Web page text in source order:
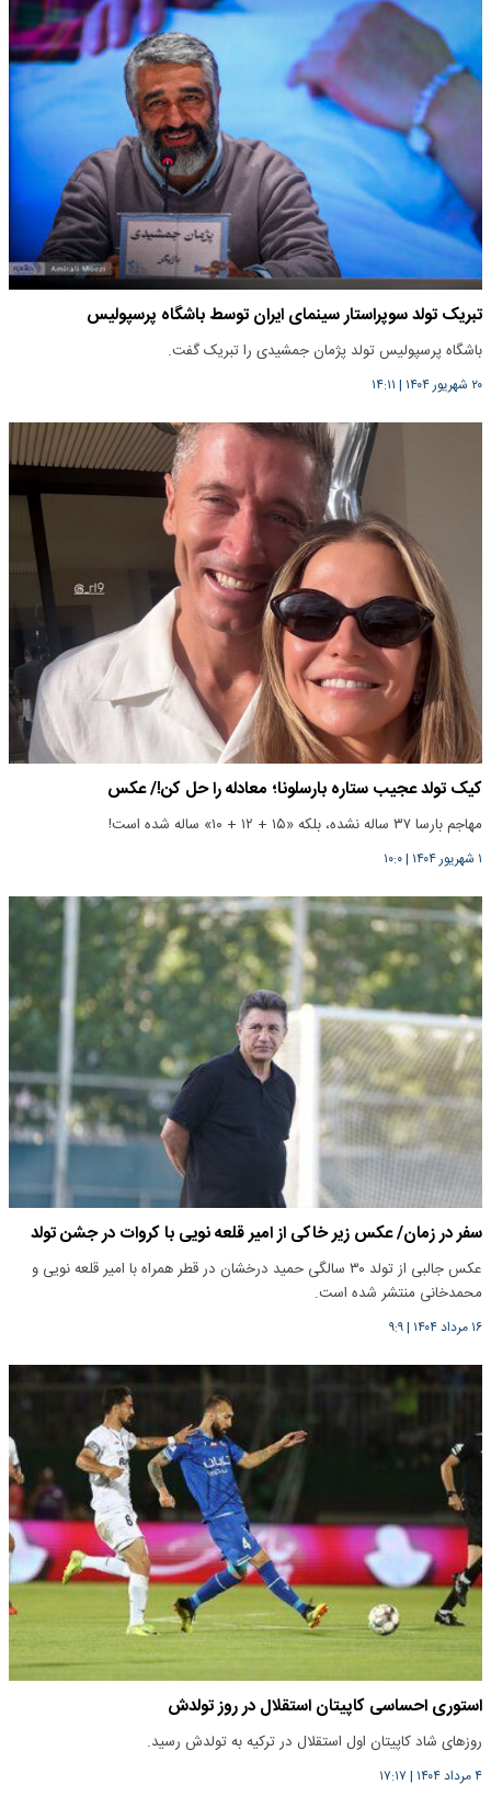
تبریک تولد سوپراستار سینمای ایران توسط باشگاه پرسپولیس
باشگاه پرسپولیس تولد پژمان جمشیدی را تبریک گفت.
۲۰ شهریور ۱۴۰۴ | ۱۴:۱۱
کیک تولد عجیب ستاره بارسلونا؛ معادله را حل کن!/ عکس
مهاجم بارسا ۳۷ ساله نشده، بلکه «۱۵ + ۱۲ + ۱۰» ساله شده است!
۱ شهریور ۱۴۰۴ |۱۰:۰
سفر در زمان/ عکس زیر خاکی از امیر قلعه نویی با کروات در جشن تولد
عکس جالبی از تولد ۳۰ سالگی حمید درخشان در قطر همراه با امیر قلعه نویی و
محمدخانی منتشر شده است.
۱۶ مرداد ۱۴۰۴ |۹:۹
استوری احساسی کاپیتان استقلال در روز تولدش
روزهای شاد کاپیتان اول استقلال در ترکیه به تولدش رسید.
۴ مرداد ۱۴۰۴ | ۱۷:۱۷